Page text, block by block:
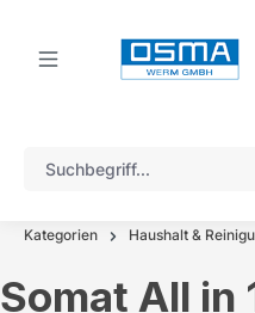
Kategorien Haushalt &
Somat All in